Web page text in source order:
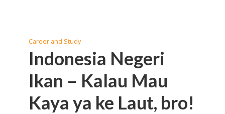
Career and Study
Indonesia Negeri
Ikan – Kalau Mau
Kaya ya ke Laut, bro!